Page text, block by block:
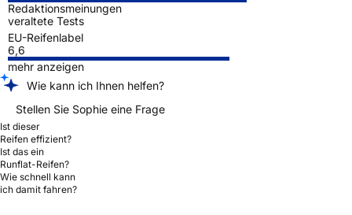
Redaktionsmeinungen
veraltete Tests
EU-Reifenlabel
6,6
mehr anzeigen
Wie kann ich Ihnen helfen?
Stellen Sie Sophie eine Frage
Ist dieser
Reifen effizient?
Ist das ein
Runflat-Reifen?
Wie schnell kann
ich damit fahren?